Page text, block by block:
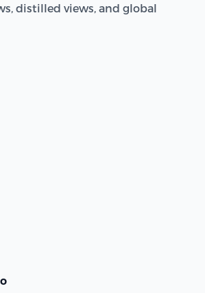
distilled views, and global